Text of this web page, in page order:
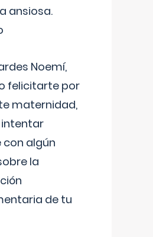
ansiosa.
Noemí,
felicitarte por
maternidad,
algún
la
de tu